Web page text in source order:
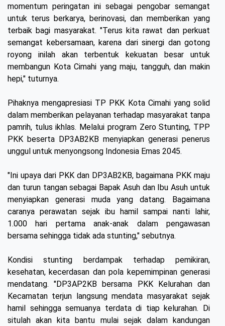
momentum peringatan ini sebagai pengobar semangat
untuk terus berkarya, berinovasi, dan memberikan yang
terbaik bagi masyarakat. "Terus kita rawat dan perkuat
semangat kebersamaan, karena dari sinergi dan gotong
royong inilah akan terbentuk kekuatan besar untuk
membangun Kota Cimahi yang maju, tangguh, dan makin
hepi," tuturnya.
Pihaknya mengapresiasi TP PKK Kota Cimahi yang solid
dalam memberikan pelayanan terhadap masyarakat tanpa
pamrih, tulus ikhlas. Melalui program Zero Stunting, TPP
PKK beserta DP3AB2KB menyiapkan generasi penerus
unggul untuk menyongsong Indonesia Emas 2045.
"Ini upaya dari PKK dan DP3AB2KB, bagaimana PKK maju
dan turun tangan sebagai Bapak Asuh dan Ibu Asuh untuk
menyiapkan generasi muda yang datang. Bagaimana
caranya perawatan sejak ibu hamil sampai nanti lahir,
1.000 hari pertama anak-anak dalam pengawasan
bersama sehingga tidak ada stunting," sebutnya.
Kondisi stunting berdampak terhadap pemikiran,
kesehatan, kecerdasan dan pola kepemimpinan generasi
mendatang. "DP3AP2KB bersama PKK Kelurahan dan
Kecamatan terjun langsung mendata masyarakat sejak
hamil sehingga semuanya terdata di tiap kelurahan. Di
situlah akan kita bantu mulai sejak dalam kandungan